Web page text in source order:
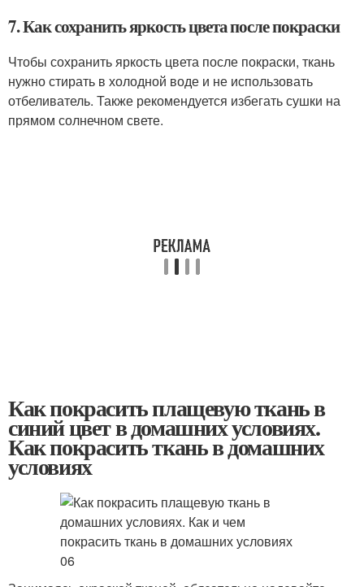
7. Как сохранить яркость цвета после покраски
Чтобы сохранить яркость цвета после покраски, ткань
нужно стирать в холодной воде и не использовать
отбеливатель. Также рекомендуется избегать сушки на
прямом солнечном свете.
Как покрасить плащевую ткань в
синий цвет в домашних условиях.
Как покрасить ткань в домашних
условиях